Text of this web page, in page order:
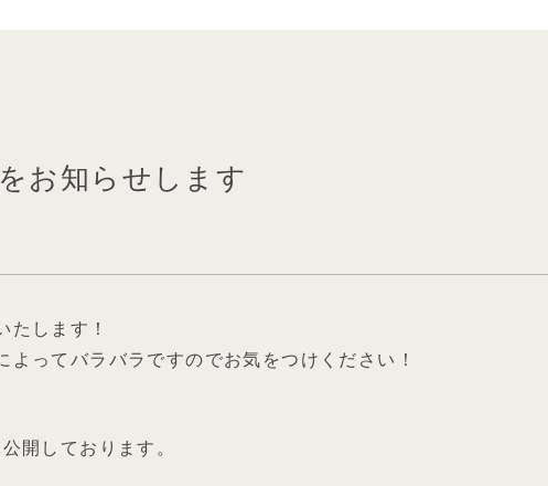
お知らせします
たします！
ってバラバラですのでお気をつけください！
開しております。